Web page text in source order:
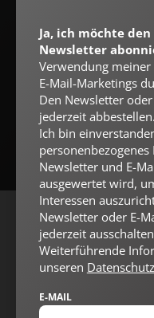
E-MAIL
AGB und
Vertrag
Ja, ich möchte
Newsletter
Verwendung
E-Mail-Marketings
Den Newsletter
jederzeit abbestellen.
Ich bin
Newsletter und E-
ausgewertet wird,
Interessen
Newsletter oder E-
jederzeit
Weiterführende
unseren
E-MAIL